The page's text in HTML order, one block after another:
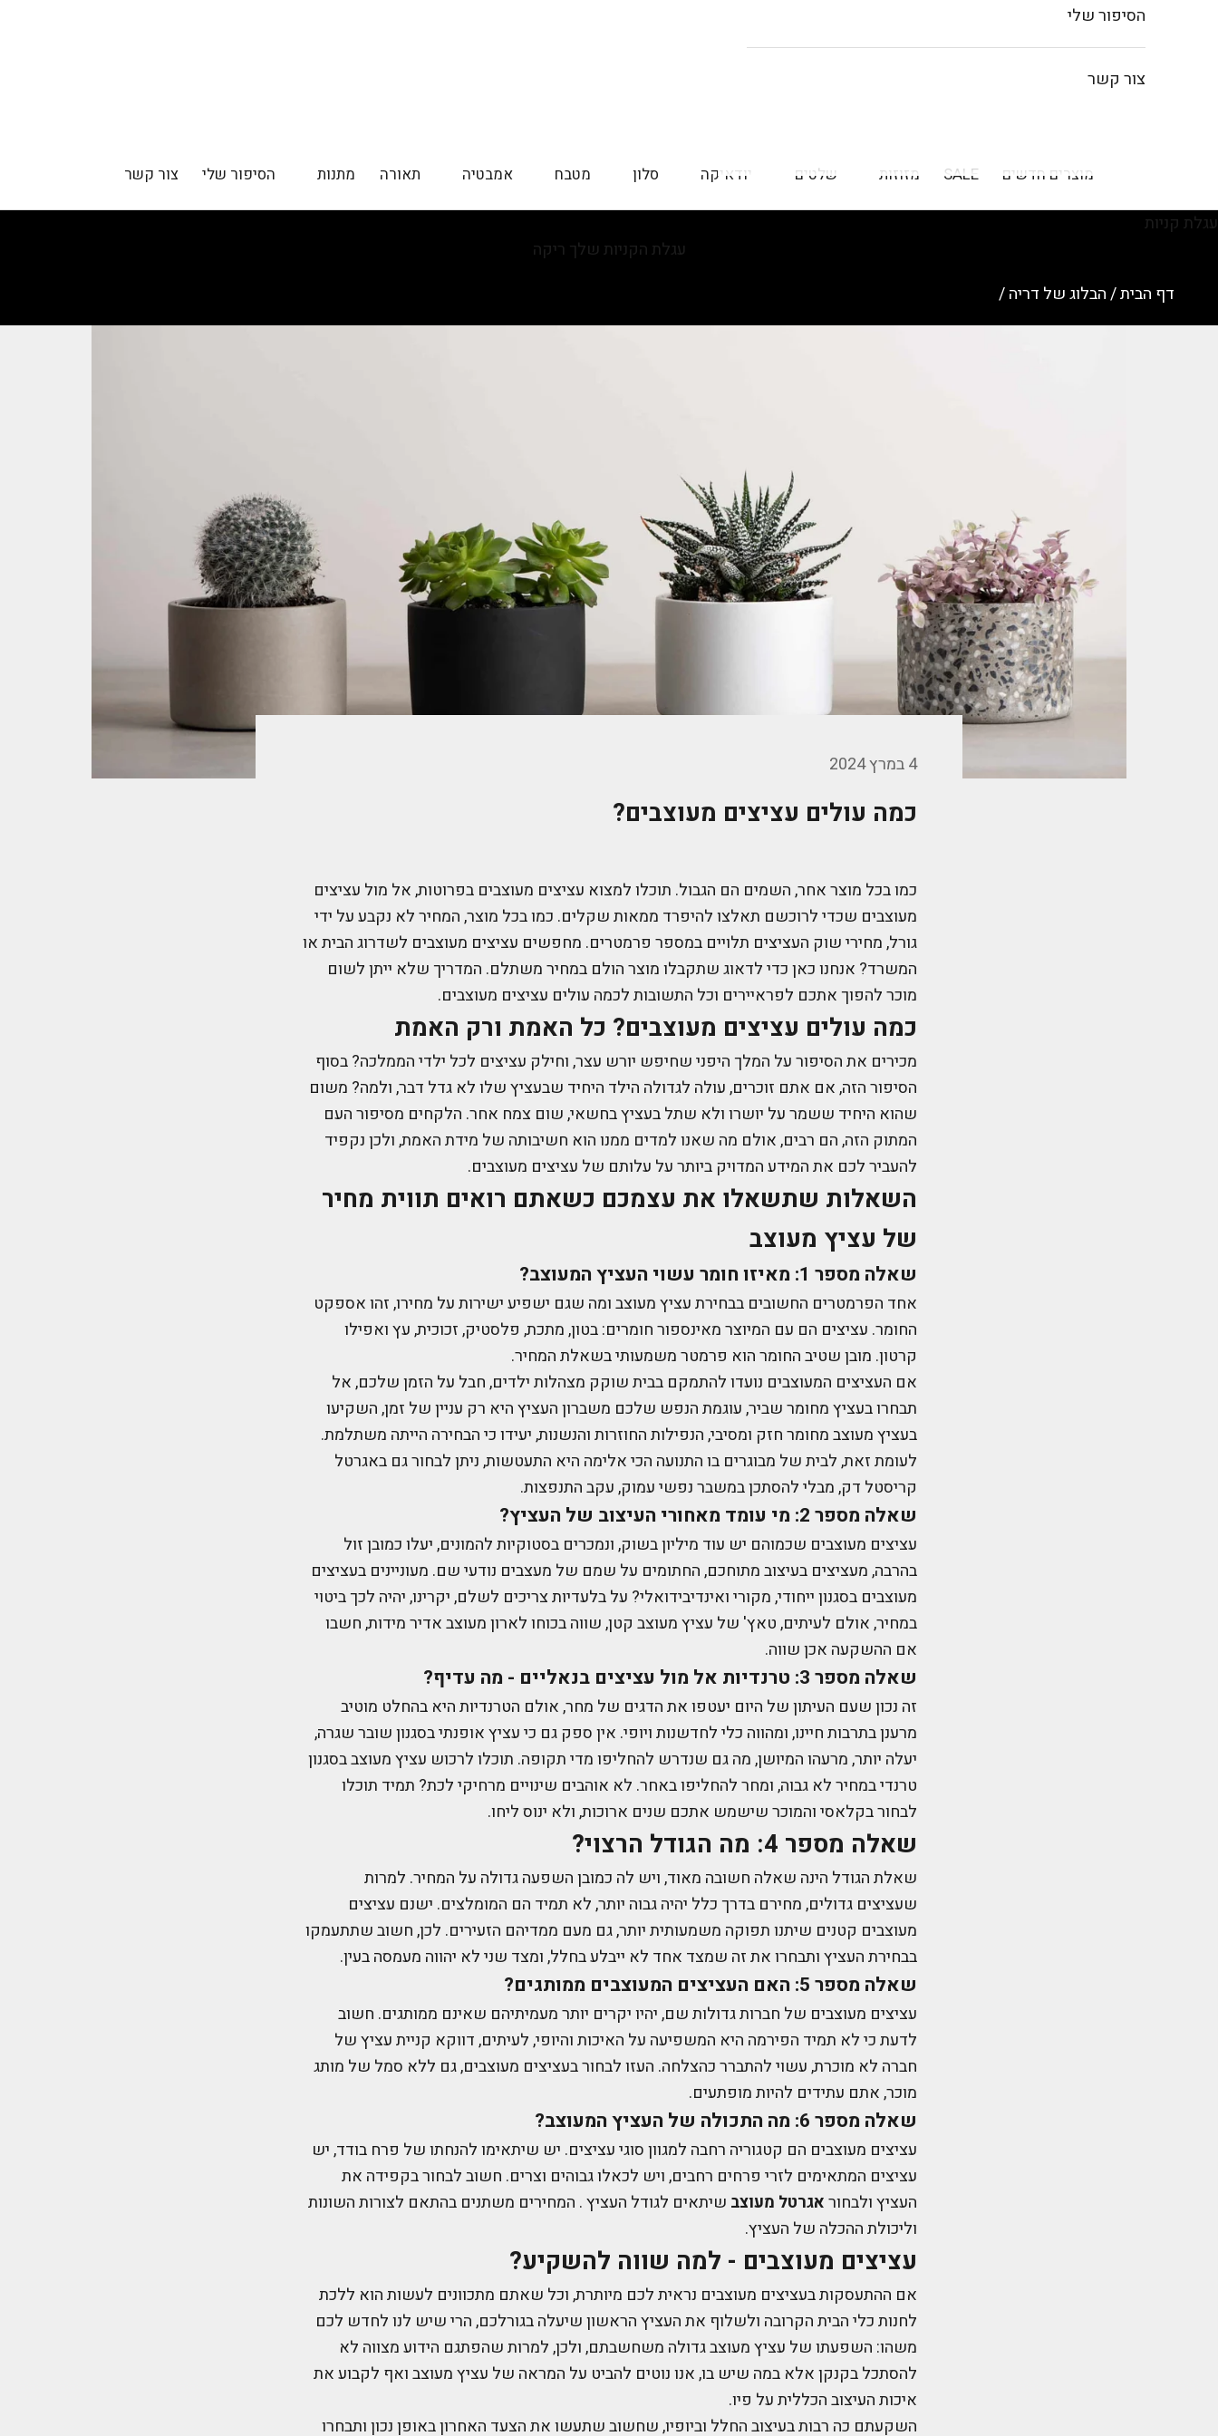
מוצרים חדשים SALE מזוזות שלטים יודאיקה סלון מטבח אמבטיה תאורה מתנות הסיפור שלי צור קשר
הסיפור שלי
צור קשר
עגלת קניות
עגלת הקניות שלך ריקה
דף הבית/הבלוג של דריה/
4 במרץ 2024
כמה עולים עציצים מעוצבים?
כמו בכל מוצר אחר, השמים הם הגבול. תוכלו למצוא עציצים מעוצבים בפרוטות, אל מול עציצים
מעוצבים שכדי לרוכשם תאלצו להיפרד ממאות שקלים. כמו בכל מוצר, המחיר לא נקבע על ידי
גורל, מחירי שוק העציצים תלויים במספר פרמטרים. מחפשים עציצים מעוצבים לשדרוג הבית או
המשרד? אנחנו כאן כדי לדאוג שתקבלו מוצר הולם במחיר משתלם. המדריך שלא ייתן לשום
מוכר להפוך אתכם לפראיירים וכל התשובות לכמה עולים עציצים מעוצבים.
כמה עולים עציצים מעוצבים? כל האמת ורק האמת
מכירים את הסיפור על המלך היפני שחיפש יורש עצר, וחילק עציצים לכל ילדי הממלכה? בסוף
הסיפור הזה, אם אתם זוכרים, עולה לגדולה הילד היחיד שבעציץ שלו לא גדל דבר, ולמה? משום
שהוא היחיד ששמר על יושרו ולא שתל בעציץ בחשאי, שום צמח אחר. הלקחים מסיפור העם
המתוק הזה, הם רבים, אולם מה שאנו למדים ממנו הוא חשיבותה של מידת האמת, ולכן נקפיד
להעביר לכם את המידע המדויק ביותר על עלותם של עציצים מעוצבים.
השאלות שתשאלו את עצמכם כשאתם רואים תווית מחיר
של עציץ מעוצב
שאלה מספר 1: מאיזו חומר עשוי העציץ המעוצב?
אחד הפרמטרים החשובים בבחירת עציץ מעוצב ומה שגם ישפיע ישירות על מחירו, זהו אספקט
החומר. עציצים הם עם המיוצר מאינספור חומרים: בטון, מתכת, פלסטיק, זכוכית, עץ ואפילו
קרטון. מובן שטיב החומר הוא פרמטר משמעותי בשאלת המחיר.
אם העציצים המעוצבים נועדו להתמקם בבית שוקק מצהלות ילדים, חבל על הזמן שלכם, אל
תבחרו בעציץ מחומר שביר, עוגמת הנפש שלכם משברון העציץ היא רק עניין של זמן, השקיעו
בעציץ מעוצב מחומר חזק ומסיבי, הנפילות החוזרות והנשנות, יעידו כי הבחירה הייתה משתלמת.
לעומת זאת, לבית של מבוגרים בו התנועה הכי אלימה היא התעטשות, ניתן לבחור גם באגרטל
קריסטל דק, מבלי להסתכן במשבר נפשי עמוק, עקב התנפצות.
שאלה מספר 2: מי עומד מאחורי העיצוב של העציץ?
עציצים מעוצבים שכמוהם יש עוד מיליון בשוק, ונמכרים בסטוקיות להמונים, יעלו כמובן זול
בהרבה, מעציצים בעיצוב מתוחכם, החתומים על שמם של מעצבים נודעי שם. מעוניינים בעציצים
מעוצבים בסגנון ייחודי, מקורי ואינדיבידואלי? על בלעדיות צריכים לשלם, יקרינו, יהיה לכך ביטוי
במחיר, אולם לעיתים, טאץ' של עציץ מעוצב קטן, שווה בכוחו לארון מעוצב אדיר מידות, חשבו
אם ההשקעה אכן שווה.
שאלה מספר 3: טרנדיות אל מול עציצים בנאליים - מה עדיף?
זה נכון שעם העיתון של היום יעטפו את הדגים של מחר, אולם הטרנדיות היא בהחלט מוטיב
מרענן בתרבות חיינו, ומהווה כלי לחדשנות ויופי. אין ספק גם כי עציץ אופנתי בסגנון שובר שגרה,
יעלה יותר, מרעהו המיושן, מה גם שנדרש להחליפו מדי תקופה. תוכלו לרכוש עציץ מעוצב בסגנון
טרנדי במחיר לא גבוה, ומחר להחליפו באחר. לא אוהבים שינויים מרחיקי לכת? תמיד תוכלו
לבחור בקלאסי והמוכר שישמש אתכם שנים ארוכות, ולא ינוס ליחו.
שאלה מספר 4: מה הגודל הרצוי?
שאלת הגודל הינה שאלה חשובה מאוד, ויש לה כמובן השפעה גדולה על המחיר. למרות
שעציצים גדולים, מחירם בדרך כלל יהיה גבוה יותר, לא תמיד הם המומלצים. ישנם עציצים
מעוצבים קטנים שיתנו תפוקה משמעותית יותר, גם מעם ממדיהם הזעירים. לכן, חשוב שתתעמקו
בבחירת העציץ ותבחרו את זה שמצד אחד לא ייבלע בחלל, ומצד שני לא יהווה מעמסה בעין.
שאלה מספר 5: האם העציצים המעוצבים ממותגים?
עציצים מעוצבים של חברות גדולות שם, יהיו יקרים יותר מעמיתיהם שאינם ממותגים. חשוב
לדעת כי לא תמיד הפירמה היא המשפיעה על האיכות והיופי, לעיתים, דווקא קניית עציץ של
חברה לא מוכרת, עשוי להתברר כהצלחה. העזו לבחור בעציצים מעוצבים, גם ללא סמל של מותג
מוכר, אתם עתידים להיות מופתעים.
שאלה מספר 6: מה התכולה של העציץ המעוצב?
עציצים מעוצבים הם קטגוריה רחבה למגוון סוגי עציצים. יש שיתאימו להנחתו של פרח בודד, יש
עציצים המתאימים לזרי פרחים רחבים, ויש לכאלו גבוהים וצרים. חשוב לבחור בקפידה את
העציץ ולבחוראגרטל מעוצב שיתאים לגודל העציץ . המחירים משתנים בהתאם לצורות השונות
וליכולת ההכלה של העציץ.
עציצים מעוצבים - למה שווה להשקיע?
אם ההתעסקות בעציצים מעוצבים נראית לכם מיותרת, וכל שאתם מתכוונים לעשות הוא ללכת
לחנות כלי הבית הקרובה ולשלוף את העציץ הראשון שיעלה בגורלכם, הרי שיש לנו לחדש לכם
משהו: השפעתו של עציץ מעוצב גדולה משחשבתם, ולכן, למרות שהפתגם הידוע מצווה לא
להסתכל בקנקן אלא במה שיש בו, אנו נוטים להביט על המראה של עציץ מעוצב ואף לקבוע את
איכות העיצוב הכללית על פיו.
השקעתם כה רבות בעיצוב החלל וביופיו, שחשוב שתעשו את הצעד האחרון באופן נכון ותבחרו